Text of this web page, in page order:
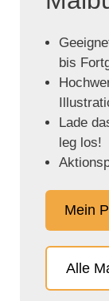
bis
Lade
leg los!
Mein
Alle